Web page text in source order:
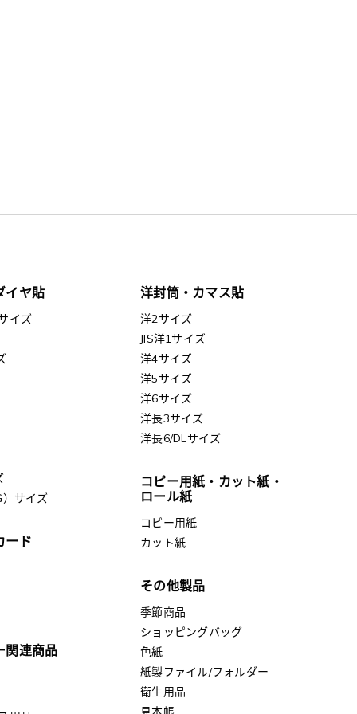
イヤ貼
イズ
サイズ
ード
関連商品
洋封筒・カマス貼
洋2サイズ
JIS洋1サイズ
洋4サイズ
洋5サイズ
洋6サイズ
洋長3サイズ
洋長6/DLサイズ
コピー用紙・カット紙・
ロール紙
コピー用紙
カット紙
その他製品
季節商品
ショッピングバッグ
色紙
紙製ファイル/フォルダー
衛生用品